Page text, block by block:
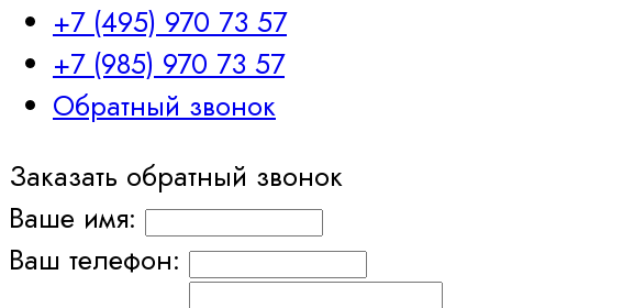
+7 (495) 970 73 57
+7 (985) 970 73 57
Обратный звонок
Заказать обратный звонок
Ваше имя:
Ваш телефон: